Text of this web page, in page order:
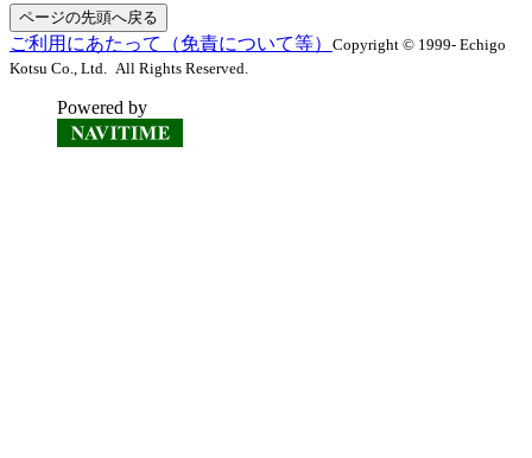
ページの先頭へ戻る
ご利用にあたって（免責について等） Copyright © 1999- Echigo
Kotsu Co., Ltd. All Rights Reserved.
Powered by